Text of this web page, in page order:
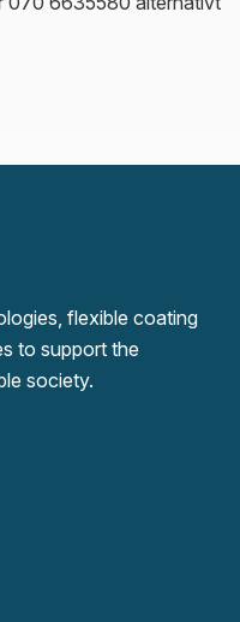
flexible coating
to support the
society.